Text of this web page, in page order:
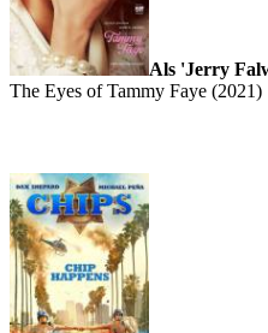
Als 'Jerry
The Eyes of Tammy Faye (2021)